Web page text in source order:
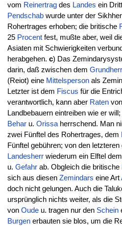
vom Reinertragdes Landes ein
Pendschabwurde unter der
Rohertrages erhoben; die britische
25 Procentfest, mußte aber, weil
Asiaten mit Schwierigkeiten
herabgehen. c) Das
darin, daß zwischen dem
(Reiot) eine Mittelspersonals
Letzter ist dem Fiscus für die
verantwortlich, kann aber Ratenvon
Landbebauern eintreiben wie er will;
Beharu. Orissaherrschend. Man
zwei Fünftel des Rohertrages, dem
Fünftel gebühren; von den
Landesherrwiederum ein Elftel
u. Gefahrab. Obgleich die britische
sich aus diesen Zemindars eine Art
doch nicht gelungen. Auch die
ursprünglich nichts weiter, als die
von Oudeu. tragen nur den Schein
Burgenerbauten sie blos, um die